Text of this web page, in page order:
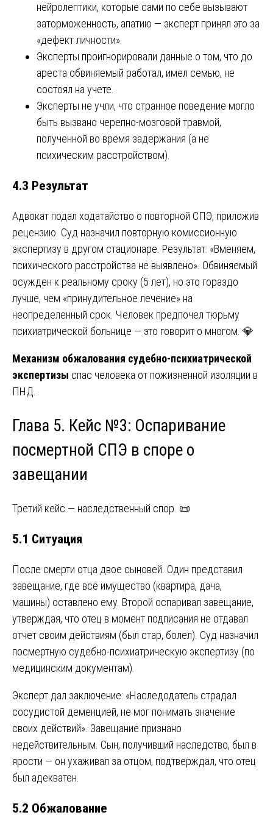
нейролептики, которые сами по себе вызывают
заторможенность, апатию — эксперт принял это за
«дефект личности».
Эксперты проигнорировали данные о том, что до
ареста обвиняемый работал, имел семью, не
состоял на учете.
Эксперты не учли, что странное поведение могло
быть вызвано черепно-мозговой травмой,
полученной во время задержания (а не
психическим расстройством).
4.3 Результат
Адвокат подал ходатайство о повторной СПЭ, приложив
рецензию. Суд назначил повторную комиссионную
экспертизу в другом стационаре. Результат: «Вменяем,
психического расстройства не выявлено». Обвиняемый
осужден к реальному сроку (5 лет), но это гораздо
лучше, чем «принудительное лечение» на
неопределенный срок. Человек предпочел тюрьму
психиатрической больнице — это говорит о многом. 💎
Механизм обжалования судебно-психиатрической
экспертизы спас человека от пожизненной изоляции в
ПНД.
Глава 5. Кейс №3: Оспаривание
посмертной СПЭ в споре о
завещании
Третий кейс — наследственный спор. 📜
5.1 Ситуация
После смерти отца двое сыновей. Один представил
завещание, где всё имущество (квартира, дача,
машины) оставлено ему. Второй оспаривал завещание,
утверждая, что отец в момент подписания не отдавал
отчет своим действиям (был стар, болел). Суд назначил
посмертную судебно-психиатрическую экспертизу (по
медицинским документам).
Эксперт дал заключение: «Наследодатель страдал
сосудистой деменцией, не мог понимать значение
своих действий». Завещание признано
недействительным. Сын, получивший наследство, был в
ярости — он ухаживал за отцом, подтверждал, что отец
был адекватен.
5.2 Обжалование